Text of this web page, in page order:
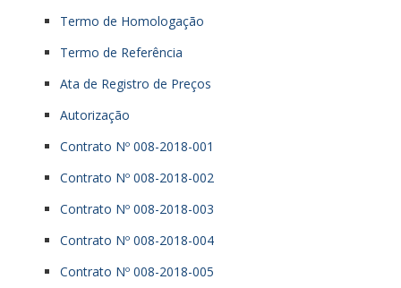
Termo de Homologação
Termo de Referência
Ata de Registro de Preços
Autorização
Contrato Nº 008-2018-001
Contrato Nº 008-2018-002
Contrato Nº 008-2018-003
Contrato Nº 008-2018-004
Contrato Nº 008-2018-005